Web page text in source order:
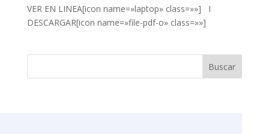
VER EN LINEA[icon name=»laptop» class=»»] I
DESCARGAR[icon name=»file-pdf-o» class=»»]